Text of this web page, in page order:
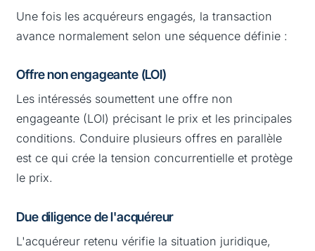
Une fois les acquéreurs engagés, la transaction
avance normalement selon une séquence définie :
Offre non engageante (LOI)
Les intéressés soumettent une offre non
engageante (LOI) précisant le prix et les principales
conditions. Conduire plusieurs offres en parallèle
est ce qui crée la tension concurrentielle et protège
le prix.
Due diligence de l'acquéreur
L'acquéreur retenu vérifie la situation juridique,